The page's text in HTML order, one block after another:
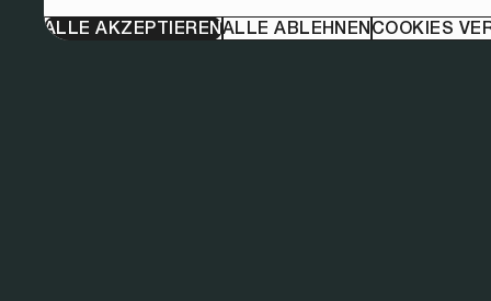
ALLE AKZEPTIERENALLE ABLEHNENCOOKIES